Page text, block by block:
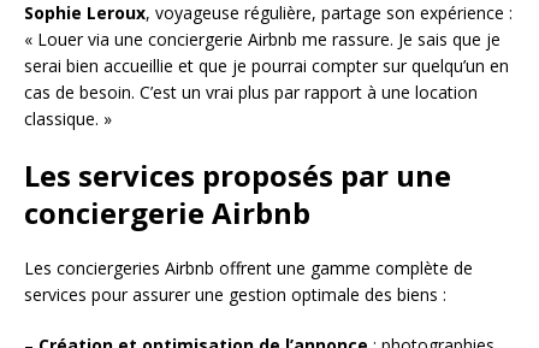
Sophie Leroux, voyageuse régulière, partage son expérience :
« Louer via une conciergerie Airbnb me rassure. Je sais que je
serai bien accueillie et que je pourrai compter sur quelqu’un en
cas de besoin. C’est un vrai plus par rapport à une location
classique. »
Les services proposés par une
conciergerie Airbnb
Les conciergeries Airbnb offrent une gamme complète de
services pour assurer une gestion optimale des biens :